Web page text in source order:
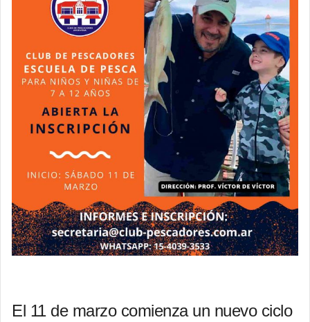
El 11 de marzo comienza un nuevo ciclo